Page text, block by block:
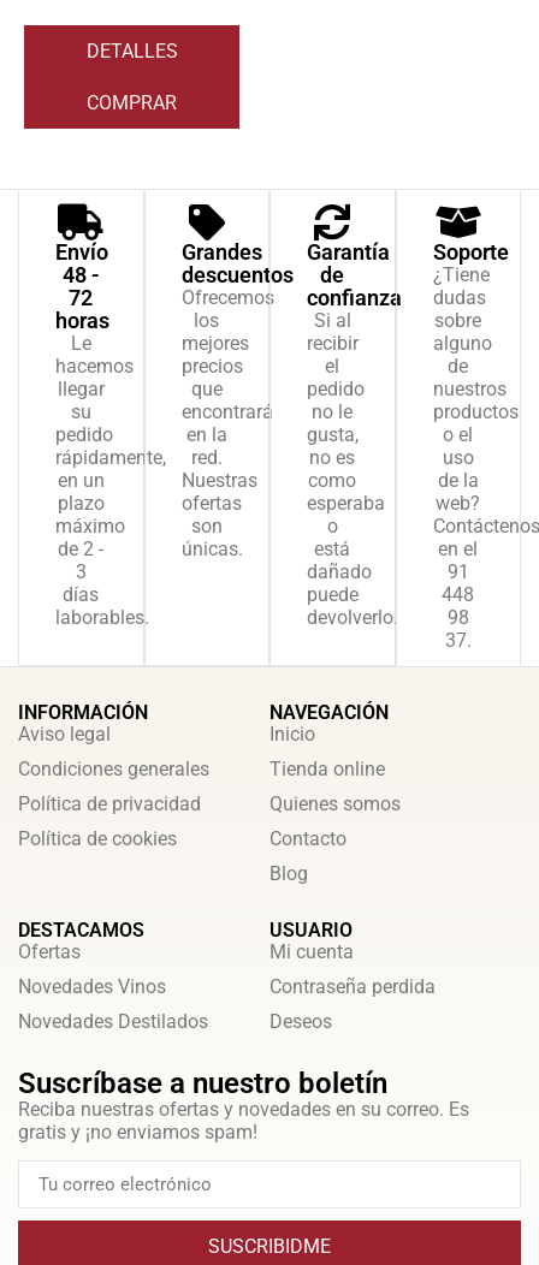
DETALLES
COMPRAR
Envío
48 -
72
horas
Le
hacemos
llegar
su
pedido
rápidamente,
en un
plazo
máximo
de 2 -
3
días
laborables.
Grandes
descuentos
Ofrecemos
los
mejores
precios
que
encontrará
en la
red.
Nuestras
ofertas
son
únicas.
Garantía
de
confianza
Si al
recibir
el
pedido
no le
gusta,
no es
como
esperaba
o
está
dañado
puede
devolverlo.
Soporte
¿Tiene
dudas
sobre
alguno
de
nuestros
productos
o el
uso
de la
web?
Contáctenos
en el
91
448
98
37.
INFORMACIÓN
Aviso legal
Condiciones generales
Política de privacidad
Política de cookies
NAVEGACIÓN
Inicio
Tienda online
Quienes somos
Contacto
Blog
DESTACAMOS
Ofertas
Novedades Vinos
Novedades Destilados
USUARIO
Mi cuenta
Contraseña perdida
Deseos
Suscríbase a nuestro boletín
Reciba nuestras ofertas y novedades en su correo. Es
gratis y ¡no enviamos spam!
SUSCRIBIDME